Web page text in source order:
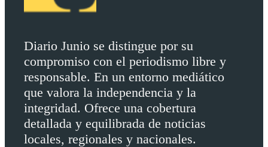
Diario Junio se distingue por su
compromiso con el periodismo libre y
responsable. En un entorno mediático
que valora la independencia y la
integridad. Ofrece una cobertura
detallada y equilibrada de noticias
locales, regionales y nacionales.